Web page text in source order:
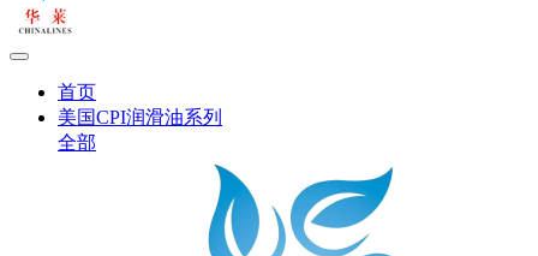
首页
美国CPI润滑油系列
全部